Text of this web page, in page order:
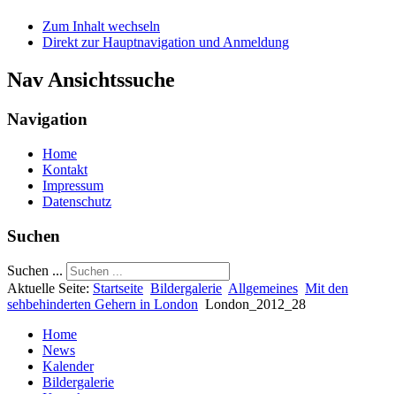
Zum Inhalt wechseln
Direkt zur Hauptnavigation und Anmeldung
Nav Ansichtssuche
Navigation
Home
Kontakt
Impressum
Datenschutz
Suchen
Suchen ...
Aktuelle Seite: Startseite Bildergalerie Allgemeines Mit den
sehbehinderten Gehern in London London_2012_28
Home
News
Kalender
Bildergalerie